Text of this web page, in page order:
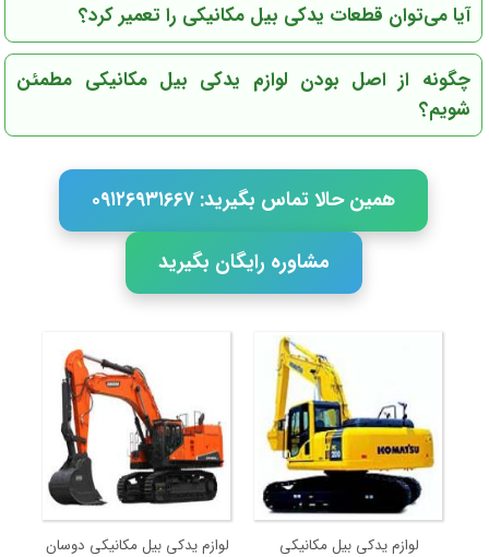
آیا می‌توان قطعات یدکی بیل مکانیکی را تعمیر کرد؟
چگونه از اصل بودن لوازم یدکی بیل مکانیکی مطمئن
شویم؟
همین حالا تماس بگیرید: ۰۹۱۲۶۹۳۱۶۶۷
مشاوره رایگان بگیرید
لوازم یدکی بیل مکانیکی لوازم یدکی بیل مکانیکی دوسان